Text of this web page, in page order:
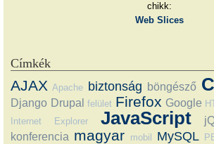
chikk:
Web Slices
Címkék
AJAX Apache biztonság böngésző
Django Drupal felület Firefox Google
Internet Explorer
JavaScript
konferencia magyar mobil MySQL